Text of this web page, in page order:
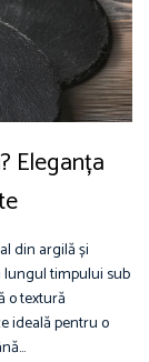
Eleganța
din argilă și
lungul timpului sub
o textură
ideală pentru o